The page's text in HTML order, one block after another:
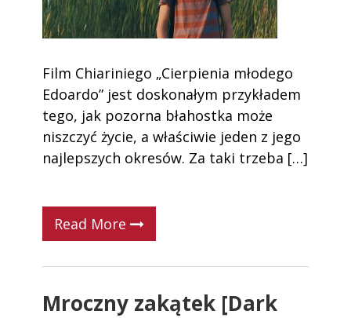
Film Chiariniego „Cierpienia młodego
Edoardo” jest doskonałym przykładem
tego, jak pozorna błahostka może
niszczyć życie, a właściwie jeden z jego
najlepszych okresów. Za taki trzeba […]
Read More
Mroczny zakątek [Dark